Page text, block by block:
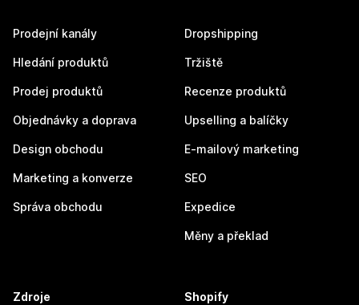
Prodejní kanály
Hledání produktů
Prodej produktů
Objednávky a doprava
Design obchodu
Marketing a konverze
Správa obchodu
Dropshipping
Tržiště
Recenze produktů
Upselling a balíčky
E-mailový marketing
SEO
Expedice
Měny a překlad
Zdroje Shopify